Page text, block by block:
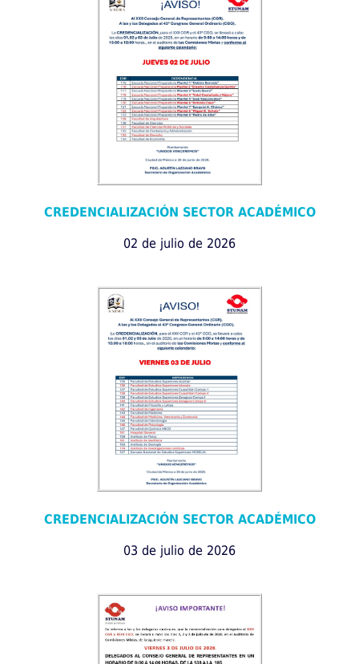
CREDENCIALIZACIÓN SECTOR ACADÉMICO
02 de julio de 2026
CREDENCIALIZACIÓN SECTOR ACADÉMICO
03 de julio de 2026